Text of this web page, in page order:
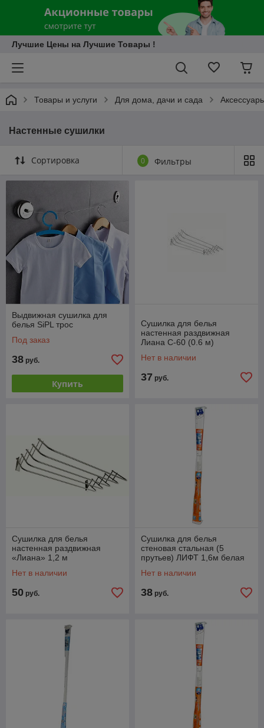
Лучшие Цены на Лучшие Товары !
Товары и услуги Для дома, дачи и сада
Настенные сушилки
Сортировка 0 Фильтры
Выдвижная сушилка для
белья SiPL трос
Под заказ
38 руб.
Купить
Сушилка для белья
настенная раздвижная
Лиана С-60 (0.6 м)
Нет в наличии
37 руб.
Сушилка для белья
настенная раздвижная
«Лиана» 1,2 м
Нет в наличии
50 руб.
Сушилка для белья
стеновая стальная (5
прутьев) ЛИФТ 1,6м белая
Нет в наличии
38 руб.